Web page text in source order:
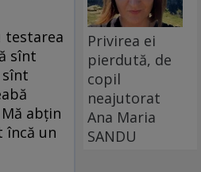
testarea
sînt
sînt
abțin
încă un
Privirea ei
pierdută, de
copil
neajutorat
Ana Maria
SANDU